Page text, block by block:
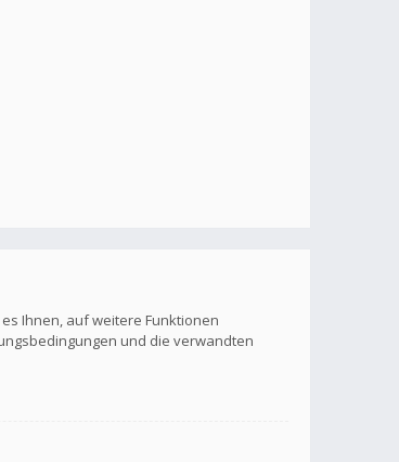
Ihnen, auf weitere Funktionen
und die verwandten